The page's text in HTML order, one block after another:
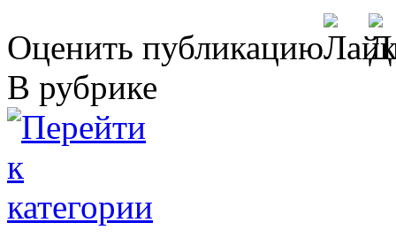
Оценить публикацию
В рубрике